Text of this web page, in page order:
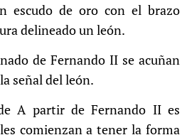
escudo de oro con el brazo
delineado un león.
de Fernando II se acuñan
señal del león.
A partir de Fernando II es
comienzan a tener la forma